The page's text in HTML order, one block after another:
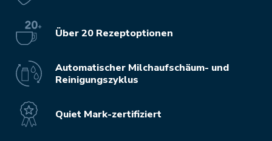
Über 20 Rezeptoptionen
Automatischer Milchaufschäum- und
Reinigungszyklus
Quiet Mark-zertifiziert